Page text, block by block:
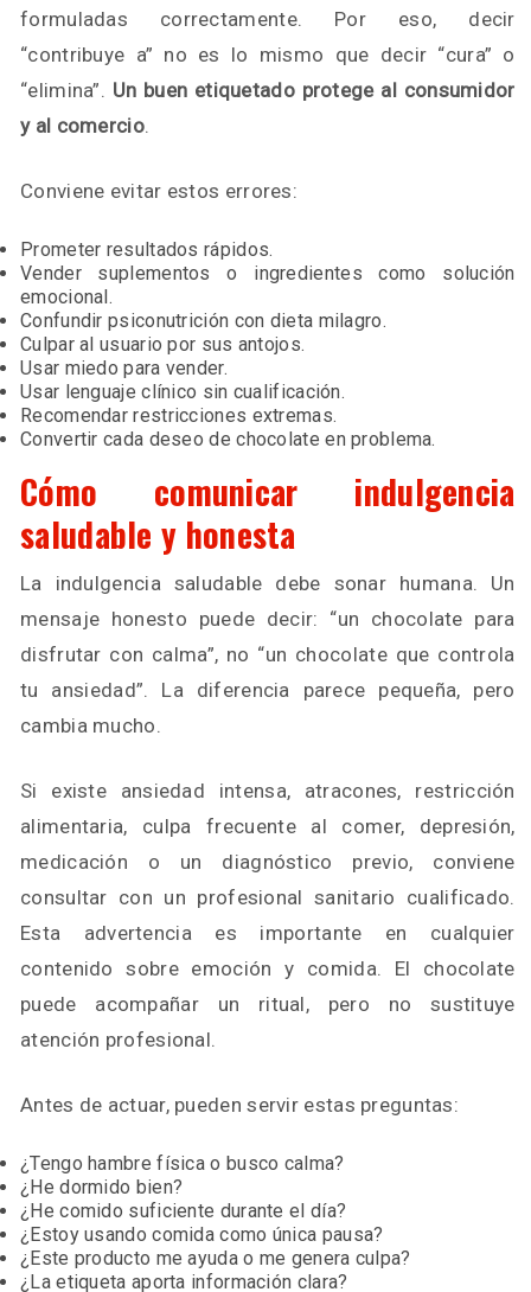
formuladas correctamente. Por eso, decir
“contribuye a” no es lo mismo que decir “cura” o
“elimina”. Un buen etiquetado protege al consumidor
y al comercio.
Conviene evitar estos errores:
Prometer resultados rápidos.
Vender suplementos o ingredientes como solución
emocional.
Confundir psiconutrición con dieta milagro.
Culpar al usuario por sus antojos.
Usar miedo para vender.
Usar lenguaje clínico sin cualificación.
Recomendar restricciones extremas.
Convertir cada deseo de chocolate en problema.
Cómo comunicar indulgencia
saludable y honesta
La indulgencia saludable debe sonar humana. Un
mensaje honesto puede decir: “un chocolate para
disfrutar con calma”, no “un chocolate que controla
tu ansiedad”. La diferencia parece pequeña, pero
cambia mucho.
Si existe ansiedad intensa, atracones, restricción
alimentaria, culpa frecuente al comer, depresión,
medicación o un diagnóstico previo, conviene
consultar con un profesional sanitario cualificado.
Esta advertencia es importante en cualquier
contenido sobre emoción y comida. El chocolate
puede acompañar un ritual, pero no sustituye
atención profesional.
Antes de actuar, pueden servir estas preguntas:
¿Tengo hambre física o busco calma?
¿He dormido bien?
¿He comido suficiente durante el día?
¿Estoy usando comida como única pausa?
¿Este producto me ayuda o me genera culpa?
¿La etiqueta aporta información clara?